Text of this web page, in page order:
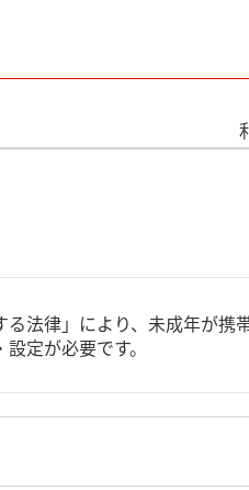
法律」により、未成年が携
定が必要です。